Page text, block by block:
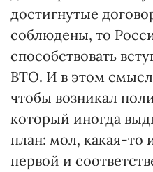
достигнутые
соблюдены, то
способствовать
ВТО. И в этом
чтобы возникал
который иногда
план: мол, какая-то
первой и